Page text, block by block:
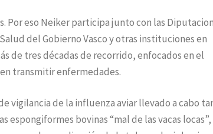
Por eso Neiker participa junto con las
del Gobierno Vasco y otras instituciones en
de tres décadas de recorrido, enfocados en el
transmitir enfermedades.
vigilancia de la influenza aviar llevado a cabo
bovinas “mal de las vacas locas”,